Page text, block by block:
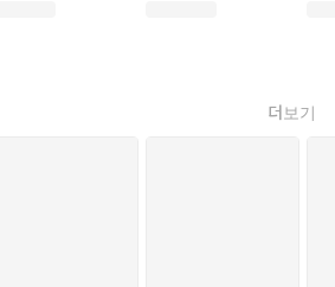
더보기